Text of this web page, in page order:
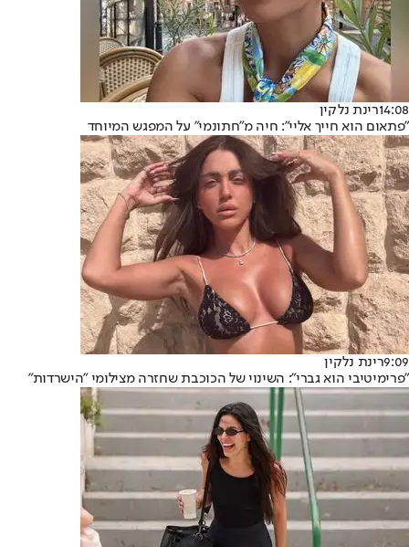
14:08רינת נלקין
"פתאום הוא חייך אליי": חיה מ"חתונמי" על המפגש המיוחד
9:09רינת נלקין
"פרימיטיבי הוא גברי": השינוי של הכוכבת שחזרה מצילומי "הישרדות"